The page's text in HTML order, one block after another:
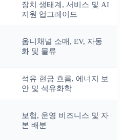
장치 생태계, 서비스 및 AI
지원 업그레이드
옴니채널 소매, EV, 자동
화 및 물류
석유 현금 흐름, 에너지 보
안 및 석유화학
보험, 운영 비즈니스 및 자
본 배분